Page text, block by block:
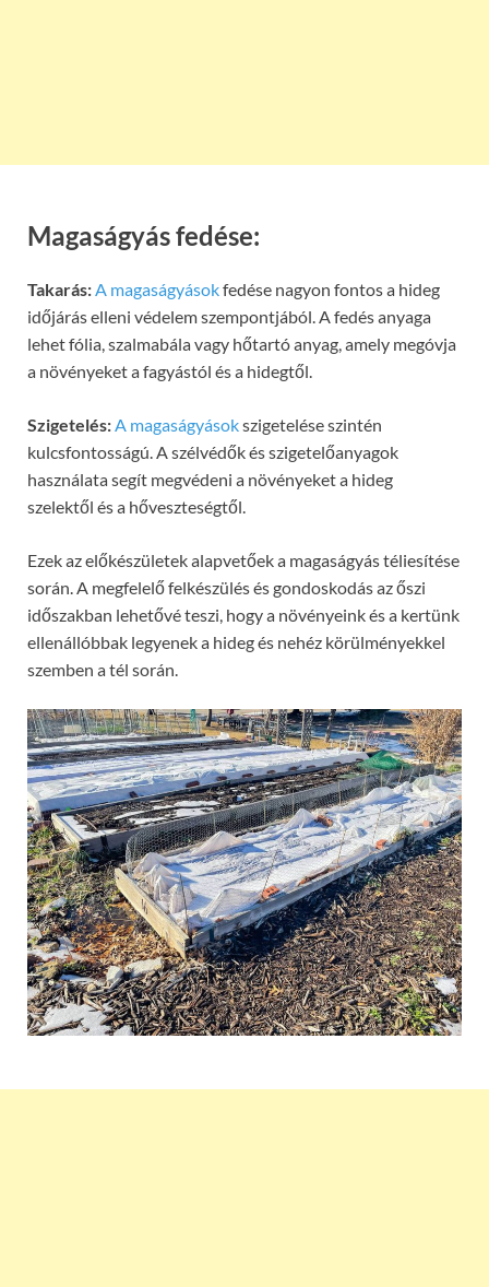
Magaságyás fedése:
Takarás:A magaságyásokfedése nagyon fontos a hideg
időjárás elleni védelem szempontjából. A fedés anyaga
lehet fólia, szalmabála vagy hőtartó anyag, amely megóvja
a növényeket a fagyástól és a hidegtől.
Szigetelés:A magaságyásokszigetelése szintén
kulcsfontosságú. A szélvédők és szigetelőanyagok
használata segít megvédeni a növényeket a hideg
szelektől és a hőveszteségtől.
Ezek az előkészületek alapvetőek a magaságyás téliesítése
során. A megfelelő felkészülés és gondoskodás az őszi
időszakban lehetővé teszi, hogy a növényeink és a kertünk
ellenállóbbak legyenek a hideg és nehéz körülményekkel
szemben a tél során.